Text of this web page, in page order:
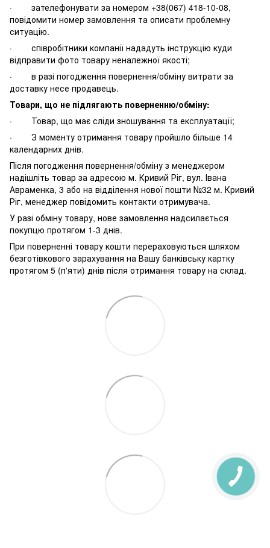
· зателефонувати за номером +38(067) 418-10-08,
повідомити номер замовлення та описати проблемну
ситуацію.
· співробітники компанії нададуть інструкцію куди
відправити фото товару неналежної якості;
· в разі погодження повернення/обміну витрати за
доставку несе продавець.
Товари, що не підлягають поверненню/обміну:
· Товар, що має сліди зношування та експлуатації;
· З моменту отримання товару пройшло більше 14
календарних днів.
Після погодження повернення/обміну з менеджером
надішліть товар за адресою м. Кривий Ріг, вул. Івана
Авраменка, 3 або на відділення нової пошти №32 м. Кривий
Ріг, менеджер повідомить контакти отримувача.
У разі обміну товару, нове замовлення надсилається
покупцю протягом 1-3 днів.
При поверненні товару кошти перераховуються шляхом
безготівкового зарахування на Вашу банківську картку
протягом 5 (п'яти) днів після отримання товару на склад.